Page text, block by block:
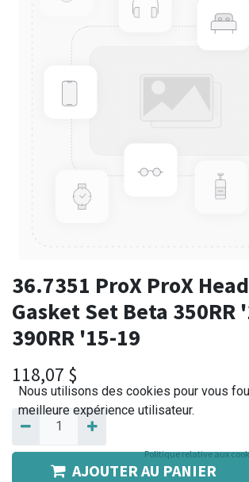
36.7351 ProX ProX
Gasket Set Beta 350RR
390RR '15-19
118,07 $
AJOUTER AU PANIER
Nous utilisons des cookies pour vous
meilleure expérience utilisateur.
Politique relative aux